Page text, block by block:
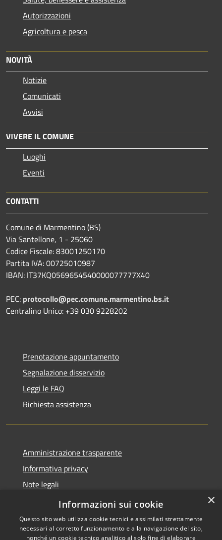
Autorizzazioni
Agricoltura e pesca
NOVITÀ
Notizie
Comunicati
Avvisi
VIVERE IL COMUNE
Luoghi
Eventi
CONTATTI
Comune di Marmentino (BS)
Via Santellone, 1 - 25060
Codice Fiscale: 83001250170
Partita IVA: 00725010987
IBAN: IT37KQ0569654540000077777X40
PEC: protocollo@pec.comune.marmentino.bs.it
Centralino Unico: +39 030 9228202
Prenotazione appuntamento
Segnalazione disservizio
Leggi le FAQ
Richiesta assistenza
Amministrazione trasparente
Informativa privacy
Note legali
Dichiarazione di accessibilità
×
Informazioni sui cookie
Questo sito web utilizza cookie tecnici e assimilati strettamente
necessari al corretto funzionamento e alla navigazione del sito,
nonché un cookie tecnico analitico al solo fine di elaborare